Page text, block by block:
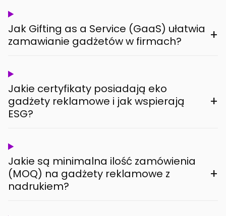
Jak Gifting as a Service (GaaS) ułatwia
zamawianie gadżetów w firmach?
+
Jakie certyfikaty posiadają eko
gadżety reklamowe i jak wspierają
ESG?
+
Jakie są minimalna ilość zamówienia
(MOQ) na gadżety reklamowe z
nadrukiem?
+